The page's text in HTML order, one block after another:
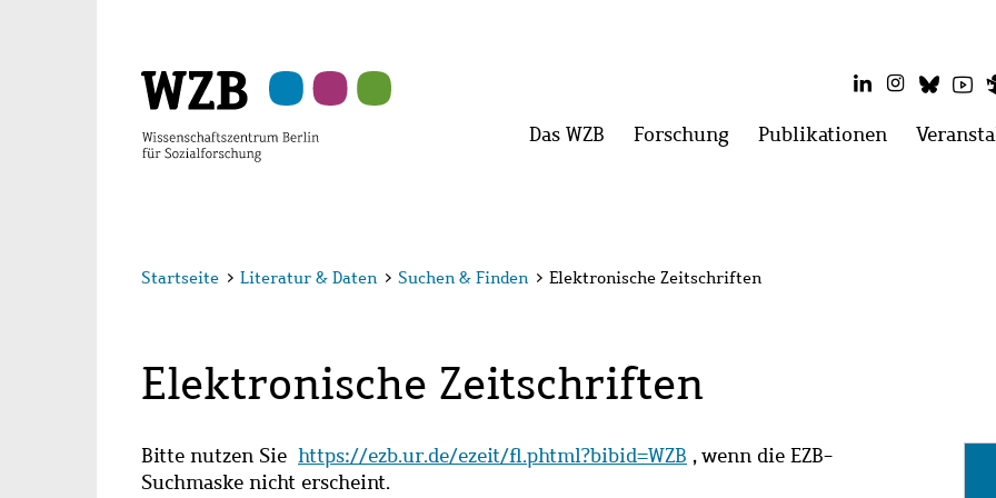
LinkedInInstagram
Hauptmenü
Das WZB Menü
Forschung Menü
Publikationen Menü
Startseite > Literatur & Daten > Suchen & Finden > Elektronische Zeitschriften
Elektronische Zeitschriften
Bitte nutzen Sie https://ezb.ur.de/ezeit/fl.phtml?bibid=WZB , wenn die EZB-
Suchmaske nicht erscheint.